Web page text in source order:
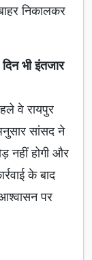
निकालकर
भी इंतजार
वे रायपुर
सांसद ने
नहीं होगी और
के बाद
पर